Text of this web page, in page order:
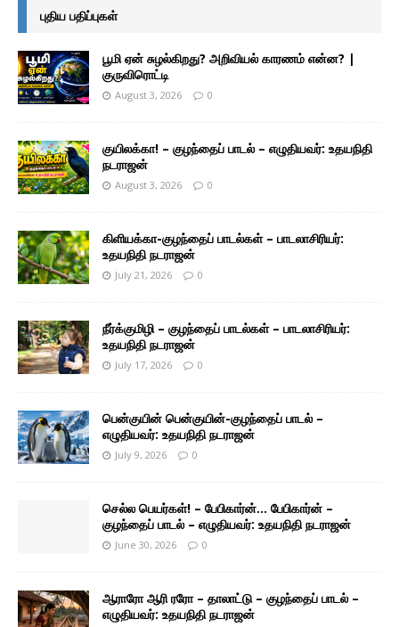
புதிய பதிப்புகள்
பூமி ஏன் சுழல்கிறது? அறிவியல் காரணம் என்ன? |
குருவிரொட்டி
August 3, 2026 0
குயிலக்கா! – குழந்தைப் பாடல் – எழுதியவர்: உதயநிதி
நடராஜன்
August 3, 2026 0
கிளியக்கா-குழந்தைப் பாடல்கள் – பாடலாசிரியர்:
உதயநிதி நடராஜன்
July 21, 2026 0
நீர்க்குமிழி – குழந்தைப் பாடல்கள் – பாடலாசிரியர்:
உதயநிதி நடராஜன்
July 17, 2026 0
பென்குயின் பென்குயின்-குழந்தைப் பாடல் –
எழுதியவர்: உதயநிதி நடராஜன்
July 9, 2026 0
செல்ல பெயர்கள்! – பேபிகார்ன்… பேபிகார்ன் –
குழந்தைப் பாடல் – எழுதியவர்: உதயநிதி நடராஜன்
June 30, 2026 0
ஆராரோ ஆரி ரரோ – தாலாட்டு – குழந்தைப் பாடல் –
எழுதியவர்: உதயநிதி நடராஜன்